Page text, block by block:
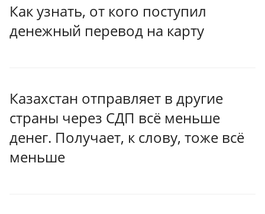
Как узнать, от кого поступил
денежный перевод на карту
Казахстан отправляет в другие
страны через СДП всё меньше
денег. Получает, к слову, тоже всё
меньше